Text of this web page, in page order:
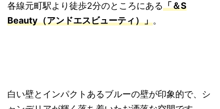
各線元町駅より徒歩2分のところにある「＆S
Beauty（アンドエスビューティ）」。
白い壁とインパクトあるブルーの壁が印象的で、シ